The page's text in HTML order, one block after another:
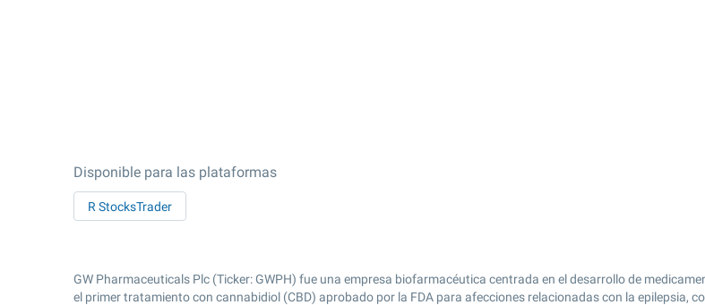
Disponible para las plataformas
R StocksTrader
GW Pharmaceuticals Plc (Ticker: GWPH) fue una empresa biofarmacéutica centrada en el desarrollo de
el primer tratamiento con cannabidiol (CBD) aprobado por la FDA para afecciones relacionadas con la epilepsia,